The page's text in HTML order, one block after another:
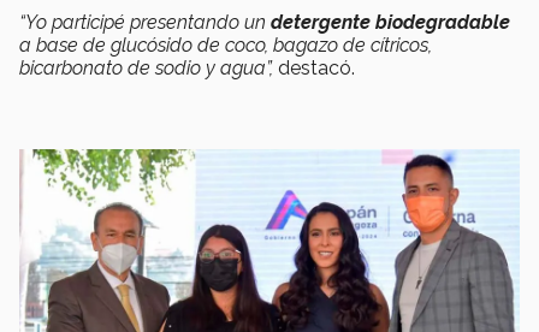
“Yo participé presentando un detergente biodegradable
a base de glucósido de coco, bagazo de cítricos,
bicarbonato de sodio y agua”, destacó.